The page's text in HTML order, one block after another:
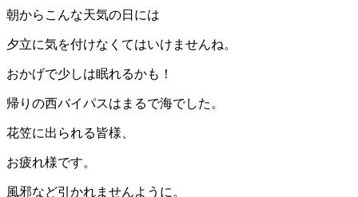
朝からこんな天気の日には
夕立に気を付けなくてはいけませんね。
おかげで少しは眠れるかも！
帰りの西バイパスはまるで海でした。
花笠に出られる皆様、
お疲れ様です。
風邪など引かれませんように。